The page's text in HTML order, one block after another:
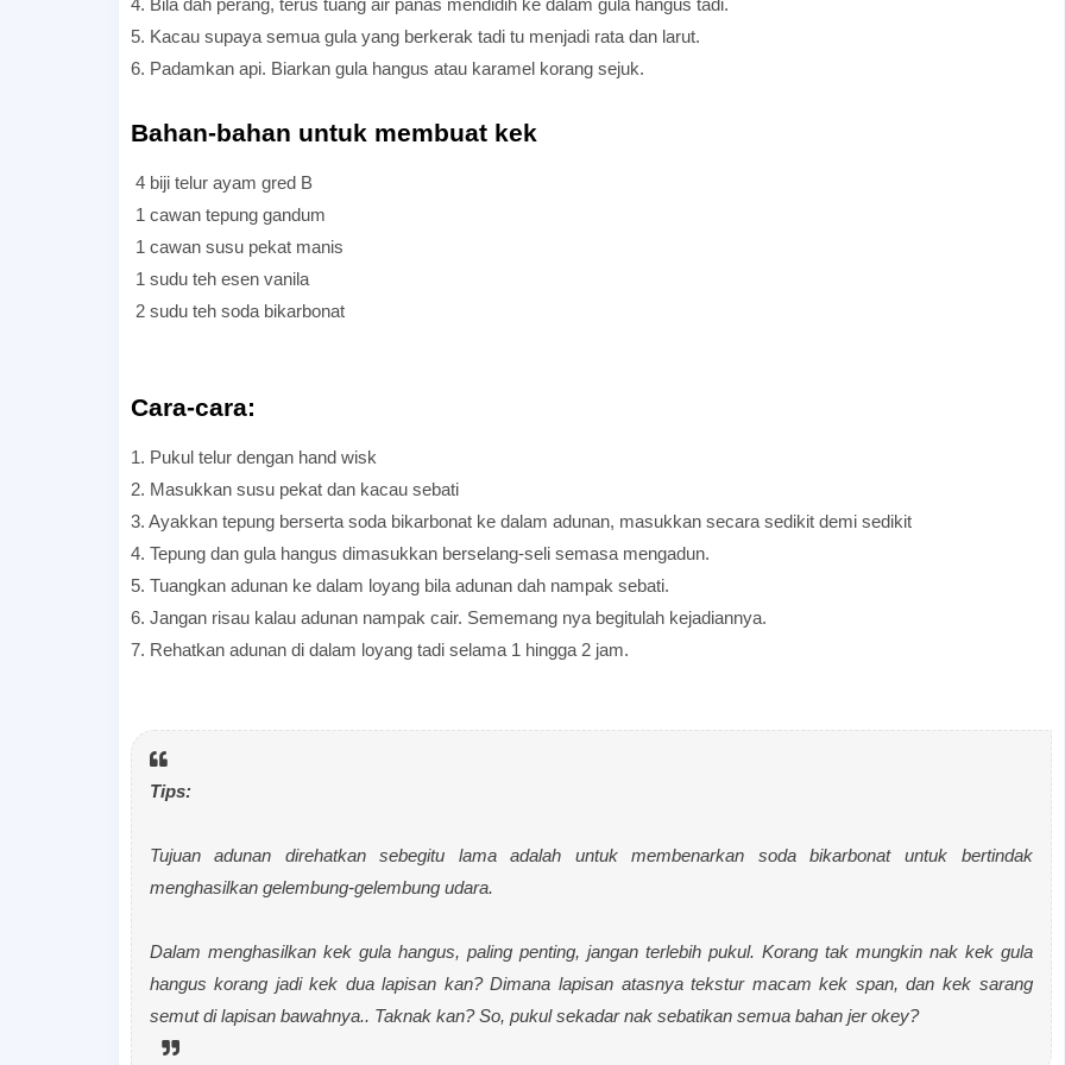
5. Kacau supaya semua gula yang berkerak tadi tu menjadi rata dan larut.
6. Padamkan api. Biarkan gula hangus atau karamel korang sejuk.
Bahan-bahan untuk membuat kek
4 biji telur ayam gred B
1 cawan tepung gandum
1 cawan susu pekat manis
1 sudu teh esen vanila
2 sudu teh soda bikarbonat
Cara-cara:
1. Pukul telur dengan hand wisk
2. Masukkan susu pekat dan kacau sebati
3. Ayakkan tepung berserta soda bikarbonat ke dalam adunan, masukkan secara sedikit demi sedikit
4. Tepung dan gula hangus dimasukkan berselang-seli semasa mengadun.
5. Tuangkan adunan ke dalam loyang bila adunan dah nampak sebati.
6. Jangan risau kalau adunan nampak cair. Sememang nya begitulah kejadiannya.
7. Rehatkan adunan di dalam loyang tadi selama 1 hingga 2 jam.
Tips:
Tujuan adunan direhatkan sebegitu lama adalah untuk membenarkan soda bikarbonat untuk bertindak
menghasilkan gelembung-gelembung udara.
Dalam menghasilkan kek gula hangus, paling penting, jangan terlebih pukul. Korang tak mungkin nak kek gula
hangus korang jadi kek dua lapisan kan? Dimana lapisan atasnya tekstur macam kek span, dan kek sarang
semut di lapisan bawahnya.. Taknak kan? So, pukul sekadar nak sebatikan semua bahan jer okey?